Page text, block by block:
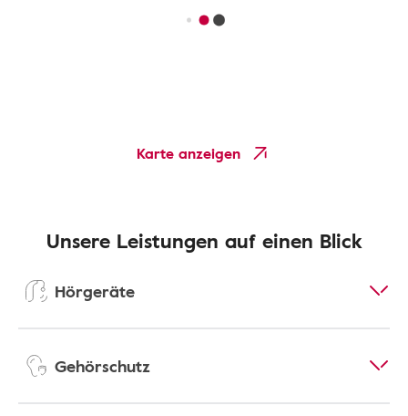
Karte anzeigen
Unsere Leistungen auf einen Blick
Hörgeräte
Gehörschutz